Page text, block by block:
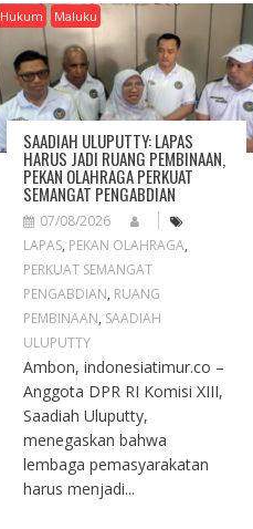
Hukum Maluku
SAADIAH ULUPUTTY: LAPAS
HARUS JADI RUANG PEMBINAAN,
PEKAN OLAHRAGA PERKUAT
SEMANGAT PENGABDIAN
07/08/2026
LAPAS, PEKAN OLAHRAGA,
PERKUAT SEMANGAT
PENGABDIAN, RUANG
PEMBINAAN, SAADIAH
ULUPUTTY
Ambon, indonesiatimur.co –
Anggota DPR RI Komisi XIII,
Saadiah Uluputty,
menegaskan bahwa
lembaga pemasyarakatan
harus menjadi...